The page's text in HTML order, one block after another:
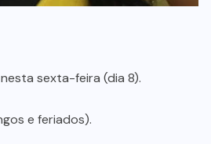
sexta-feira (dia 8).
e feriados).